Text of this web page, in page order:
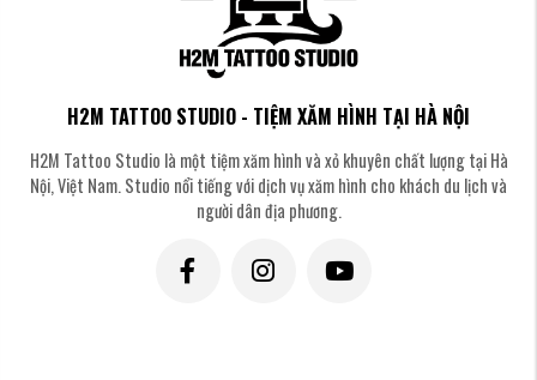
H2M TATTOO STUDIO - TIỆM XĂM HÌNH TẠI HÀ NỘI
H2M Tattoo Studio là một tiệm xăm hình và xỏ khuyên chất lượng tại Hà
Nội, Việt Nam. Studio nổi tiếng với dịch vụ xăm hình cho khách du lịch và
người dân địa phương.